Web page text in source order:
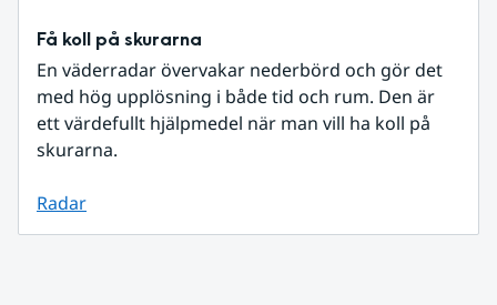
Få koll på skurarna
En väderradar övervakar nederbörd och gör det
med hög upplösning i både tid och rum. Den är
ett värdefullt hjälpmedel när man vill ha koll på
skurarna.
Radar